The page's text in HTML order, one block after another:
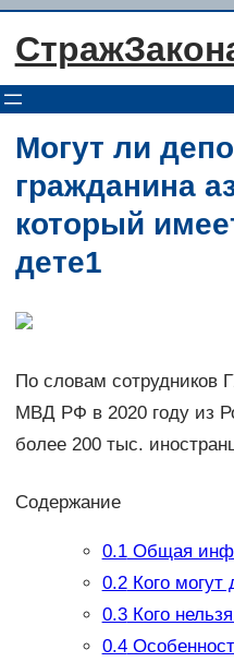
Перейти
Могут ли
гражданина
который
дете1
По словам сотрудников
МВД РФ в 2020 году из
более 200 тыс.
Содержание
0.1Общая
0.2Кого могут
0.3Кого
0.4